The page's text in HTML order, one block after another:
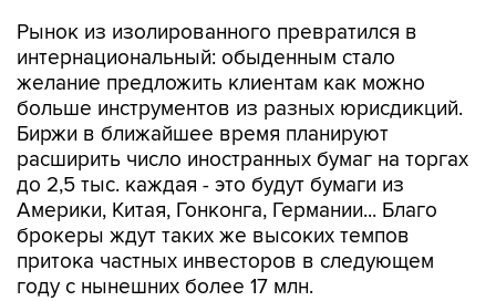
Рынок из изолированного превратился в
интернациональный: обыденным стало
желание предложить клиентам как можно
больше инструментов из разных юрисдикций.
Биржи в ближайшее время планируют
расширить число иностранных бумаг на торгах
до 2,5 тыс. каждая - это будут бумаги из
Америки, Китая, Гонконга, Германии... Благо
брокеры ждут таких же высоких темпов
притока частных инвесторов в следующем
году с нынешних более 17 млн.